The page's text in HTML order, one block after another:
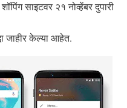
साइटवर २१ नोव्हेंबर दुपारी
जाहीर केल्या आहेत.